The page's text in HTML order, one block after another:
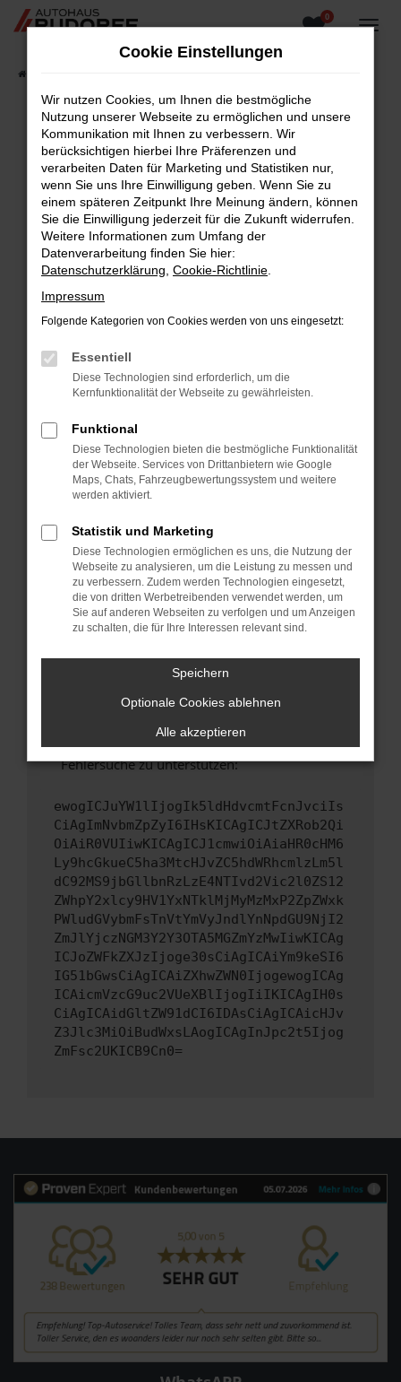
Zum
0
Fehler: Network Error
Beim Laden ist ein Fehler aufgetreten.
Hier sind ein paar Tipps, die dir helfen können:
Überprüfe deine Firewall und deine
Internetverbindung.
Laden andere Webseiten, zum Beispiel deine
Suchmaschine?
Prüfe deine Browsererweiterungen.
Manche Erweiterungen, wie Werbeblocker,
können das Laden bestimmter Seiten
verhindern. Funktioniert die Seite in einem
Fenster?
Starte dein Gerät neu.
Das kann manchmal helfen, vorübergehende
Probleme zu beheben.
Betriebssystem auf dem neuesten Stand
sind.
Veraltete Software birgt nicht nur ein
Sicherheitsrisiko, sondern kann auch dazu
führen, dass bestimmte Funktionen nicht mehr
unterstützt werden.
Wende dich an den Webseitenbetreiber.
Wenn du alle oben genannten Schritte versucht
hast, kontaktiere uns bitte. Wir werden
versuchen, das Problem zu beheben. Du kannst
uns diesen Text schicken, um uns bei der
Fehlersuche zu unterstützen:
ewogICJuYW1lIjogIk5ldHdvcmtFcnJvciIs
CiAgImNvbmZpZyI6IHsKICAgICJtZXRob2Qi
OiAiR0VUIiwKICAgICJ1cmwiOiAiaHR0cHM6
Ly9hcGkueC5ha3MtcHJvZC5hdWRhcmlzLm5l
dC92MS9jbGllbnRzLzE4NTIvd2Vic2l0ZS12
ZWhpY2xlcy9HV1YxNTklMjMyMzMxP2ZpZWxk
PWludGVybmFsTnVtYmVyJndlYnNpdGU9NjI2
ZmJlYjczNGM3Y2Y3OTA5MGZmYzMwIiwKICAg
ICJoZWFkZXJzIjoge30sCiAgICAiYm9keSI6
IG51bGwsCiAgICAiZXhwZWN0IjogewogICAg
ICAicmVzcG9uc2VUeXBlIjogIiIKICAgIH0s
CiAgICAidGltZW91dCI6IDAsCiAgICAicHJv
Z3Jlc3MiOiBudWxsLAogICAgInJpc2t5Ijog
ZmFsc2UKICB9Cn0=
Cookie Einstellungen
Wir nutzen Cookies, um Ihnen die bestmögliche
Nutzung unserer Webseite zu ermöglichen und unsere
Kommunikation mit Ihnen zu verbessern. Wir
berücksichtigen hierbei Ihre Präferenzen und
verarbeiten Daten für Marketing und Statistiken nur,
wenn Sie uns Ihre Einwilligung geben. Wenn Sie zu
einem späteren Zeitpunkt Ihre Meinung ändern, können
Sie die Einwilligung jederzeit für die Zukunft widerrufen.
Weitere Informationen zum Umfang der
Datenverarbeitung finden Sie hier:
Datenschutzerklärung Cookie-Richtlinie
Impressum
Folgende Kategorien von Cookies werden von uns eingesetzt:
Essentiell
Diese Technologien sind erforderlich, um die
Kernfunktionalität der Webseite zu gewährleisten.
Funktional
Diese Technologien bieten die bestmögliche Funktionalität
der Webseite. Services von Drittanbietern wie Google
Maps, Chats, Fahrzeugbewertungssystem und weitere
werden aktiviert.
Statistik und Marketing
Diese Technologien ermöglichen es uns, die Nutzung der
Webseite zu analysieren, um die Leistung zu messen und
zu verbessern. Zudem werden Technologien eingesetzt,
die von dritten Werbetreibenden verwendet werden, um
Sie auf anderen Webseiten zu verfolgen und um Anzeigen
zu schalten, die für Ihre Interessen relevant sind.
Speichern
Optionale Cookies ablehnen
Alle akzeptieren